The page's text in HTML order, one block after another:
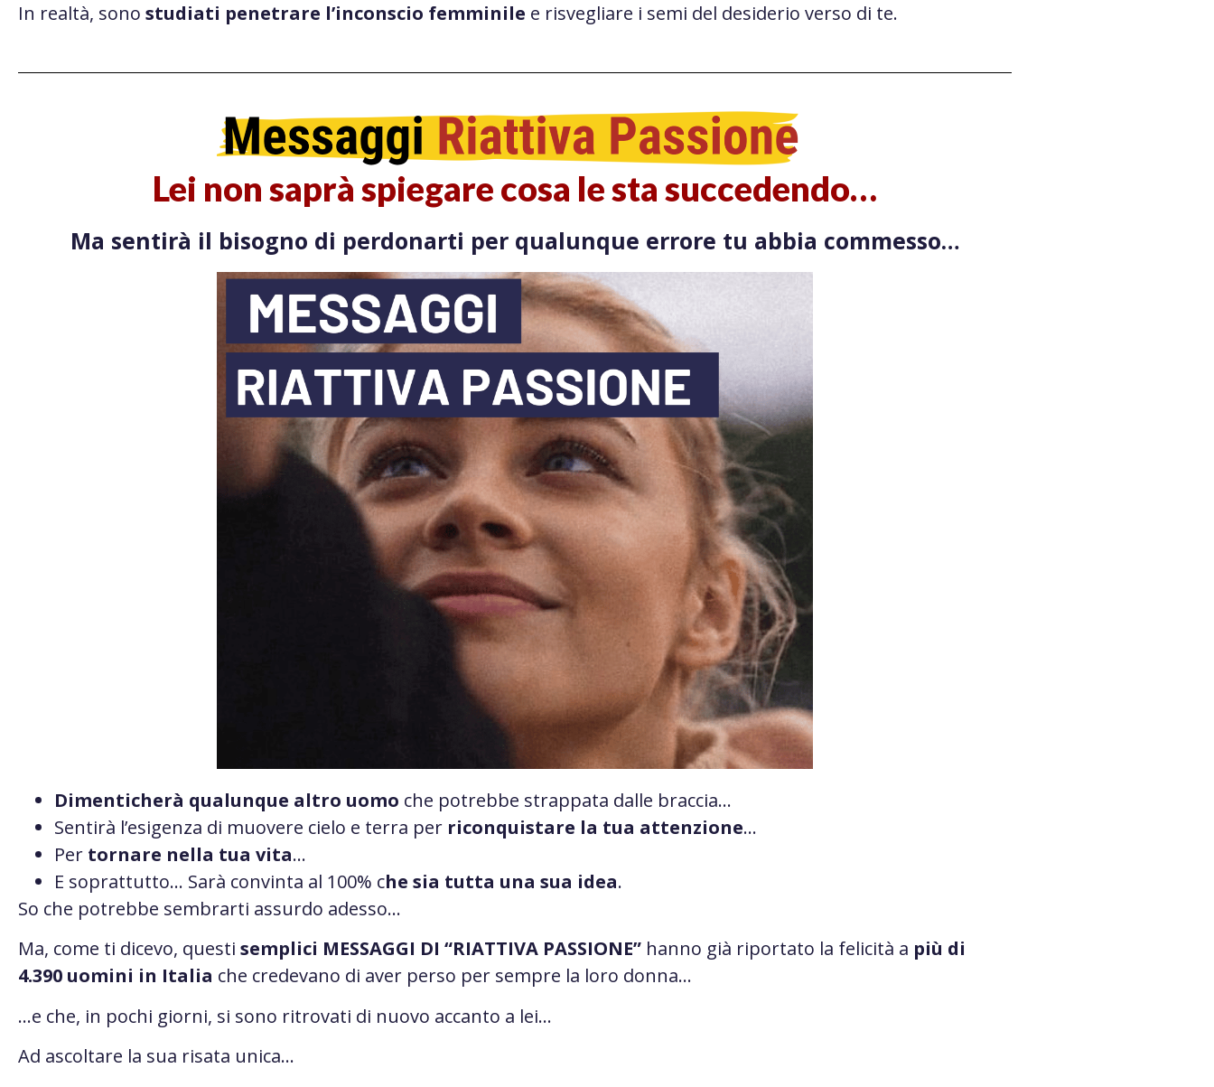
In realtà, sono studiati penetrare l’inconscio femminile e risvegliare i semi del desiderio verso di te.
Lei non saprà spiegare cosa le sta succedendo…
Ma sentirà il bisogno di perdonarti per qualunque errore tu abbia commesso…
Dimenticherà qualunque altro uomo che potrebbe strappata dalle braccia…
Sentirà l’esigenza di muovere cielo e terra per riconquistare la tua attenzione…
Per tornare nella tua vita...
E soprattutto… Sarà convinta al 100% che sia tutta una sua idea.
So che potrebbe sembrarti assurdo adesso…
Ma, come ti dicevo, questi semplici MESSAGGI DI “RIATTIVA PASSIONE” hanno già riportato la felicità a più di
4.390 uomini in Italia che credevano di aver perso per sempre la loro donna…
…e che, in pochi giorni, si sono ritrovati di nuovo accanto a lei…
Ad ascoltare la sua risata unica…